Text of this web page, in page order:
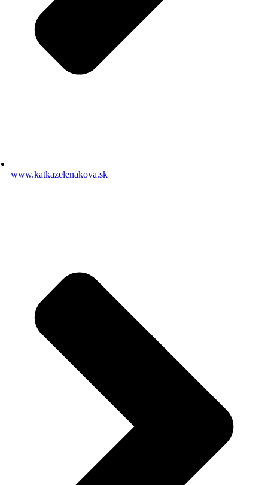
www.katkazelenakova.sk